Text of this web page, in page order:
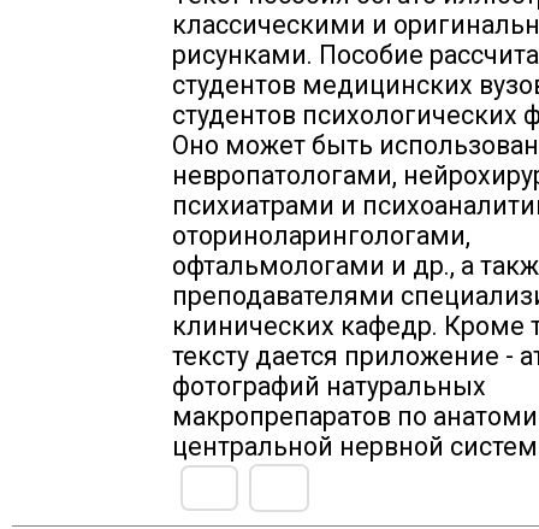
классическими и
рисунками. Пособие
студентов медицинских
студентов психологических
Оно может быть
невропатологами,
психиатрами и
оториноларингологами,
офтальмологами и др., а
преподавателями
клинических кафедр. Кроме
тексту дается приложение -
фотографий натуральных
макропрепаратов по
центральной нервной